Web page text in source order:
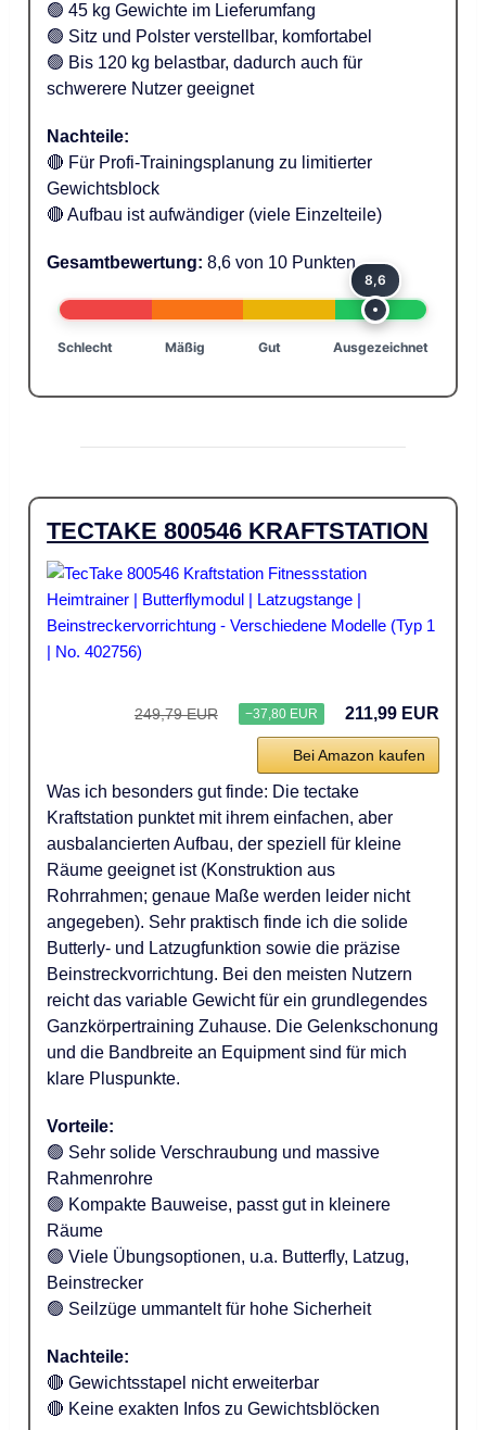
🟢 45 kg Gewichte im Lieferumfang
🟢 Sitz und Polster verstellbar, komfortabel
🟢 Bis 120 kg belastbar, dadurch auch für
schwerere Nutzer geeignet
Nachteile:
🔴 Für Profi-Trainingsplanung zu limitierter
Gewichtsblock
🔴 Aufbau ist aufwändiger (viele Einzelteile)
Gesamtbewertung: 8,6 von 10 Punkten
8,6
Schlecht Mäßig Gut Ausgezeichnet
TECTAKE 800546 KRAFTSTATION
249,79 EUR −37,80 EUR 211,99 EUR
Bei Amazon kaufen
Was ich besonders gut finde: Die tectake
Kraftstation punktet mit ihrem einfachen, aber
ausbalancierten Aufbau, der speziell für kleine
Räume geeignet ist (Konstruktion aus
Rohrrahmen; genaue Maße werden leider nicht
angegeben). Sehr praktisch finde ich die solide
Butterly- und Latzugfunktion sowie die präzise
Beinstreckvorrichtung. Bei den meisten Nutzern
reicht das variable Gewicht für ein grundlegendes
Ganzkörpertraining Zuhause. Die Gelenkschonung
und die Bandbreite an Equipment sind für mich
klare Pluspunkte.
Vorteile:
🟢 Sehr solide Verschraubung und massive
Rahmenrohre
🟢 Kompakte Bauweise, passt gut in kleinere
Räume
🟢 Viele Übungsoptionen, u.a. Butterfly, Latzug,
Beinstrecker
🟢 Seilzüge ummantelt für hohe Sicherheit
Nachteile:
🔴 Gewichtsstapel nicht erweiterbar
🔴 Keine exakten Infos zu Gewichtsblöcken